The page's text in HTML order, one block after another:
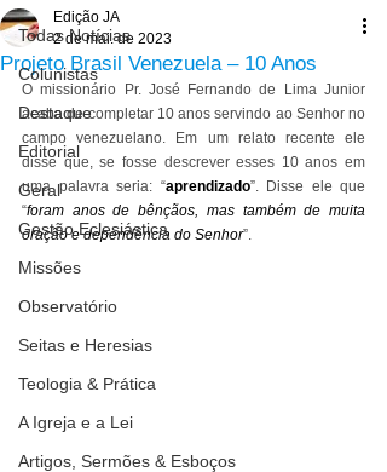
Todas Notícias
Colunistas
Destaque
Editorial
Geral
Gestão Eclesiástica
Missões
Observatório
Seitas e Heresias
Teologia & Prática
A Igreja e a Lei
Artigos, Sermões & Esboços
Projeto Brasil Venezuela – 10 Anos
Edição JA
2 de mai. de 2023
O missionário Pr. José Fernando de Lima Junior
acaba de completar 10 anos servindo ao Senhor no
campo venezuelano. Em um relato recente ele
disse que, se fosse descrever esses 10 anos em
uma palavra seria: “aprendizado”. Disse ele que
“foram anos de bênçãos, mas também de muita
oração e dependência do Senhor”.